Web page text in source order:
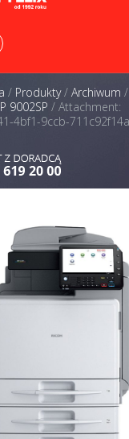
/ Produkty/ Archiwum /
9002SP / Attachment:
4bf1-9ccb-